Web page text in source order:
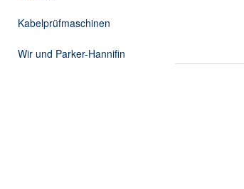
Kabelprüfmaschinen
Wir und Parker-Hannifin